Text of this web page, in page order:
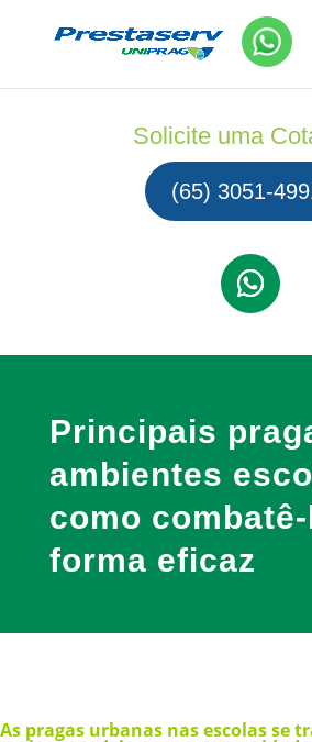
Solicite uma
(65) 3051-
Principais
ambientes
como
forma eficaz
As pragas urbanas nas escolas se